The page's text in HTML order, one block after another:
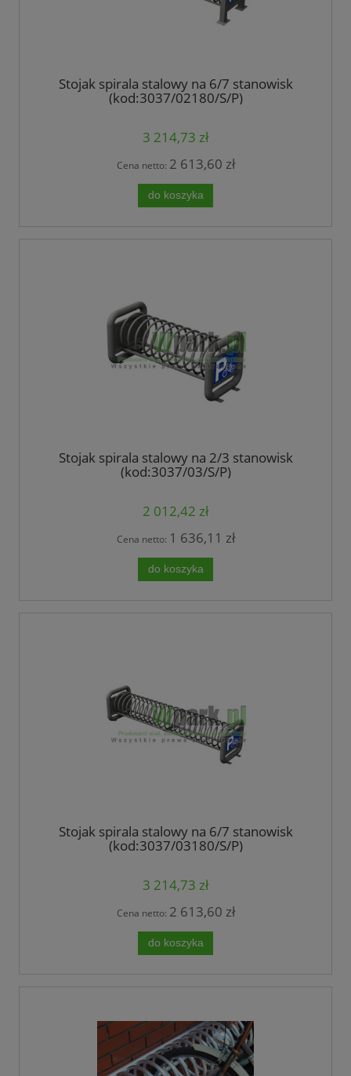
Stojak spirala stalowy na 6/7 stanowisk
(kod:3037/02180/S/P)
3 214,73 zł
Cena netto: 2 613,60 zł
do koszyka
Stojak spirala stalowy na 2/3 stanowisk
(kod:3037/03/S/P)
2 012,42 zł
Cena netto: 1 636,11 zł
do koszyka
Stojak spirala stalowy na 6/7 stanowisk
(kod:3037/03180/S/P)
3 214,73 zł
Cena netto: 2 613,60 zł
do koszyka